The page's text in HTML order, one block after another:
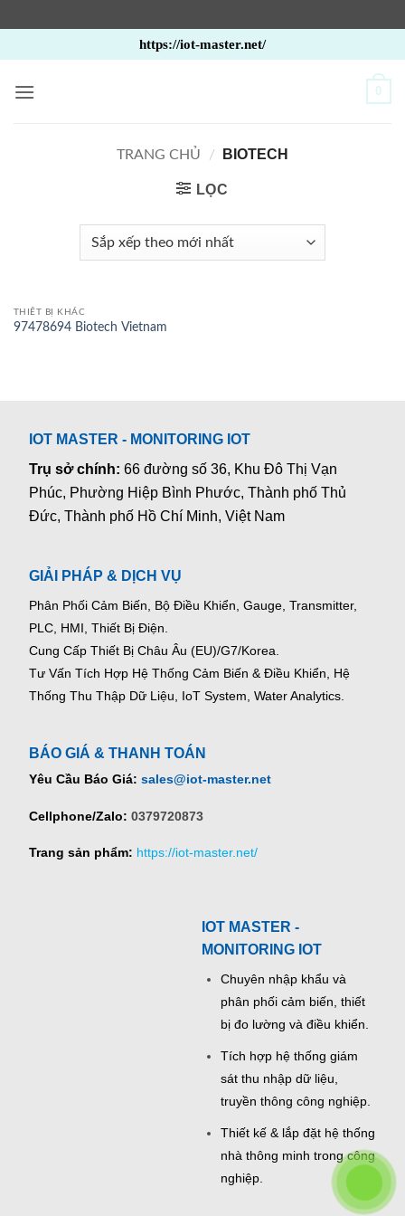
qua
nội
https://iot-master.net/
0
TRANG CHỦ / BIOTECH
LỌC
THIẾT BỊ KHÁC
97478694 Biotech Vietnam
IOT MASTER - MONITORING IOT
Trụ sở chính:66 đường số 36, Khu Đô Thị Vạn
Phúc, Phường Hiệp Bình Phước, Thành phố Thủ
Đức, Thành phố Hồ Chí Minh, Việt Nam
GIẢI PHÁP & DỊCH VỤ
Phân Phối Cảm Biến, Bộ Điều Khiển, Gauge, Transmitter,
PLC, HMI, Thiết Bị Điện.
Cung Cấp Thiết Bị Châu Âu (EU)/G7/Korea.
Tư Vấn Tích Hợp Hệ Thống Cảm Biến & Điều Khiển, Hệ
Thống Thu Thập Dữ Liệu, IoT System, Water Analytics.
BÁO GIÁ & THANH TOÁN
Yêu Cầu Báo Giá: sales@iot-master.net
Cellphone/Zalo: 0379720873
Trang sản phẩm: https://iot-master.net/
IOT MASTER -
MONITORING IOT
Chuyên nhập khẩu và
phân phối cảm biến, thiết
bị đo lường và điều khiển.
Tích hợp hệ thống giám
sát thu nhập dữ liệu,
truyền thông công nghiệp.
Thiết kế & lắp đặt hệ thống
nhà thông minh trong công
nghiệp.